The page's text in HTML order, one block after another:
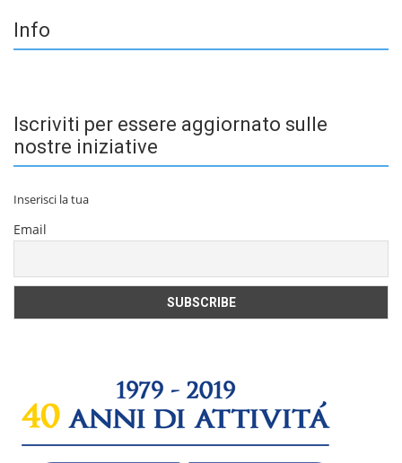
Info
Iscriviti per essere aggiornato sulle
nostre iniziative
Inserisci la tua
Email